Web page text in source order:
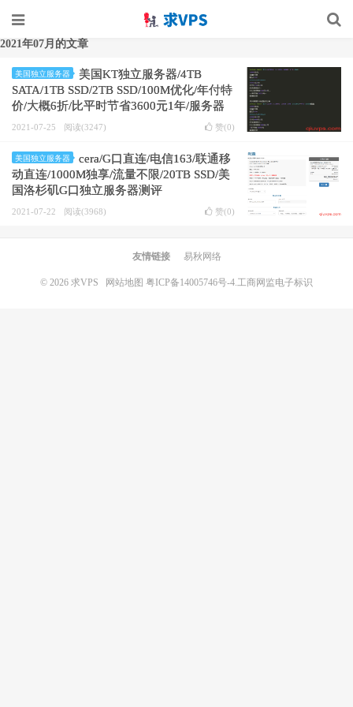
2021年07月的文章
美国独立服务器
美国KT独立服务器/4TB
SATA/1TB SSD/2TB SSD/100M优化/年付特
价/大概6折/比平时节省3600元1年/服务器
测评
2021-07-25 阅读(3247) 赞(0)
美国独立服务器
cera/G口直连/电信163/联通移
动直连/1000M独享/流量不限/20TB SSD/美
国洛杉矶G口独立服务器测评
2021-07-22 阅读(3968) 赞(0)
友情链接 易秋网络
© 2026 求VPS 网站地图 粤ICP备14005746号-4.工商网监电子标识